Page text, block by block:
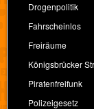
Drogenpolitik
Fahrscheinlos
Freiräume
Königsbrücker
Piratenfreifunk
Polizeigesetz